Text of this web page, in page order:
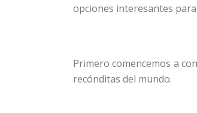
opciones interesantes
Primero comencemos a
recónditas del mundo.